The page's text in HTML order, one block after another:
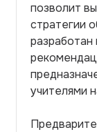
позволит
стратегии
учителями